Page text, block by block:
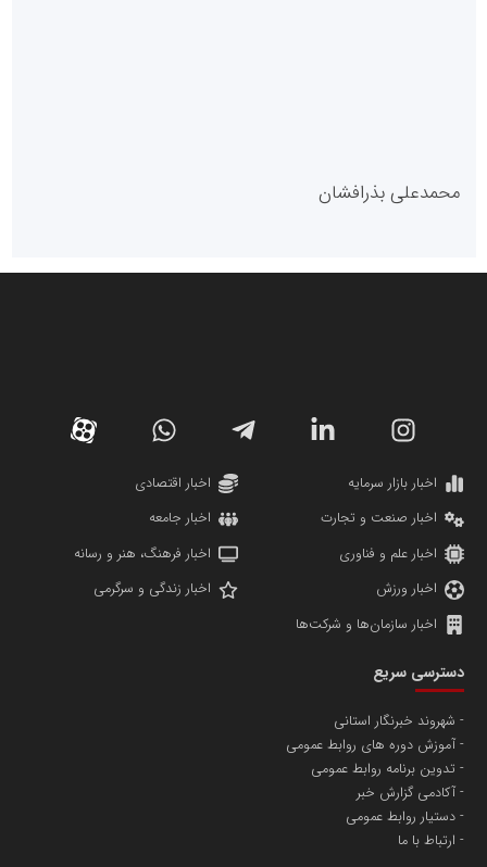
پایگاه خبری نهضت ملی مسکن
کارگزاری بورس بیمه ایران
سازمان بورس و اوراق بهادار
مرجع اخبار موثق در بازارسرمایه
مدل اقتصادی
پروفایل خبریت را راه بنداز